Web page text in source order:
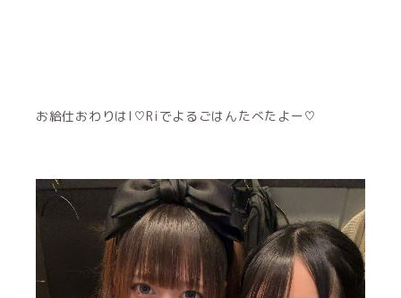
お給仕おわりはI♡Riでよるごはんたべたよー♡